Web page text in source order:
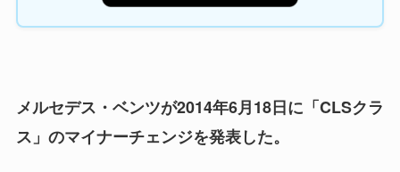
メルセデス・ベンツが2014年6月18日に「CLSクラ
ス」のマイナーチェンジを発表した。